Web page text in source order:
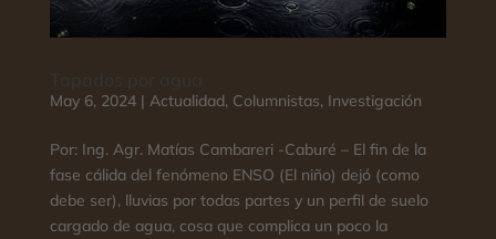
May 6, 2024| Actualidad, Columnistas, Investigación
Por: Ing. Agr. Matías Cambareri -Caburé – El fin de la
fase cálida del fenómeno ENSO (El niño) dejó (como
debe ser), lluvias por todas partes y un perfil de suelo
cargado de agua, cosa que complica un poco la